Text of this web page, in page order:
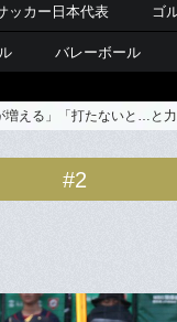
ッカー日本代表 ゴ
バレーボール
える」「打たないと…と
#2